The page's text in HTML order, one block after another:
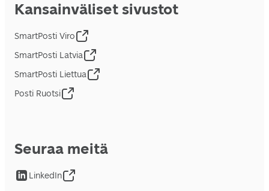
Kansainväliset sivustot
SmartPosti Viro
SmartPosti Latvia
SmartPosti Liettua
Posti Ruotsi
Seuraa meitä
LinkedIn